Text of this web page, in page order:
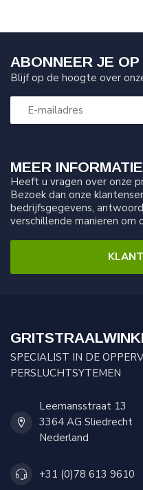
MEER INFORMATIE
Heeft u vragen over onze
Bezoek dan onze
bedrijfsgegevens,
verschillende manieren
ABONNEER JE
Blijf op de hoogte over
SPECIALIST IN DE
PERSLUCHTSYTEMEN
Leemansstraat 13
3364 AG Sliedrecht
Nederland
+31 (0)78 613 9610